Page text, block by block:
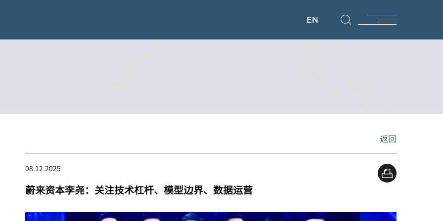
EN
返回
08.12.2025
蔚来资本李尧：关注技术杠杆、模型边界、数据运营